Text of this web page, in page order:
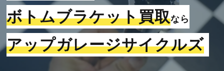
ボトムブラケット買取なら
アップガレージサイクルズ